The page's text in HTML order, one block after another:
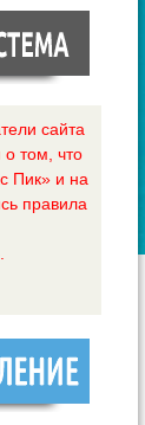
сайта
том, что
Пик» и на
правила